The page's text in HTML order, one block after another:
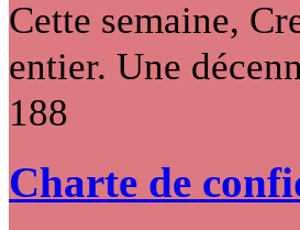
Cette semaine,
entier. Une
188
Charte de